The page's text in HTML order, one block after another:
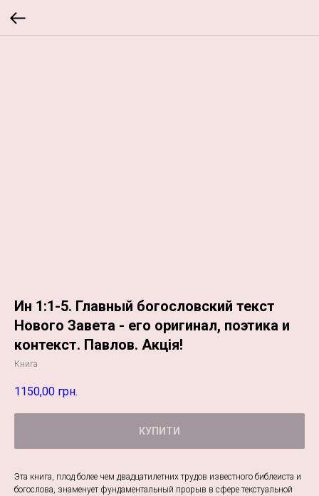
Ин 1:1-5. Главный богословский текст
Нового Завета - его оригинал, поэтика и
контекст. Павлов. Акція!
Книга
1150,00 грн.
КУПИТИ
Эта книга, плод более чем двадцатилетних трудов известного библеиста и
богослова, знаменует фундаментальный прорыв в сфере текстуальной